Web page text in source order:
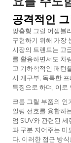
공격적인
맞춤형 그릴 어셈블
구현하기 위해 가장
시장의 트렌드는 고
를 활용하면서도 차
고 기하학적인 패턴
시 개구부, 독특한
특징으로 하며, 이로
크롬 그릴 부품의
일링 선호를 융합하
엄 SUV와 관련된
과 구분 지어주는 미
다. 이러한 접근 방